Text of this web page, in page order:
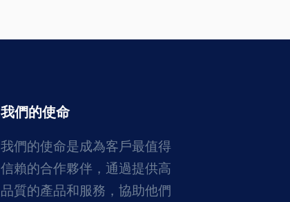
我們的使命
我們的使命是成為客戶最值得
信賴的合作夥伴，通過提供高
品質的產品和服務，協助他們